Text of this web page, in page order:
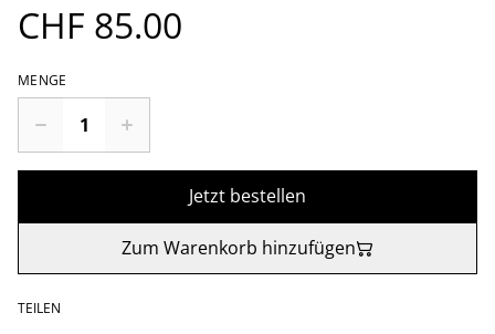
CHF 85.00
MENGE
Jetzt bestellen
Zum Warenkorb hinzufügen
TEILEN